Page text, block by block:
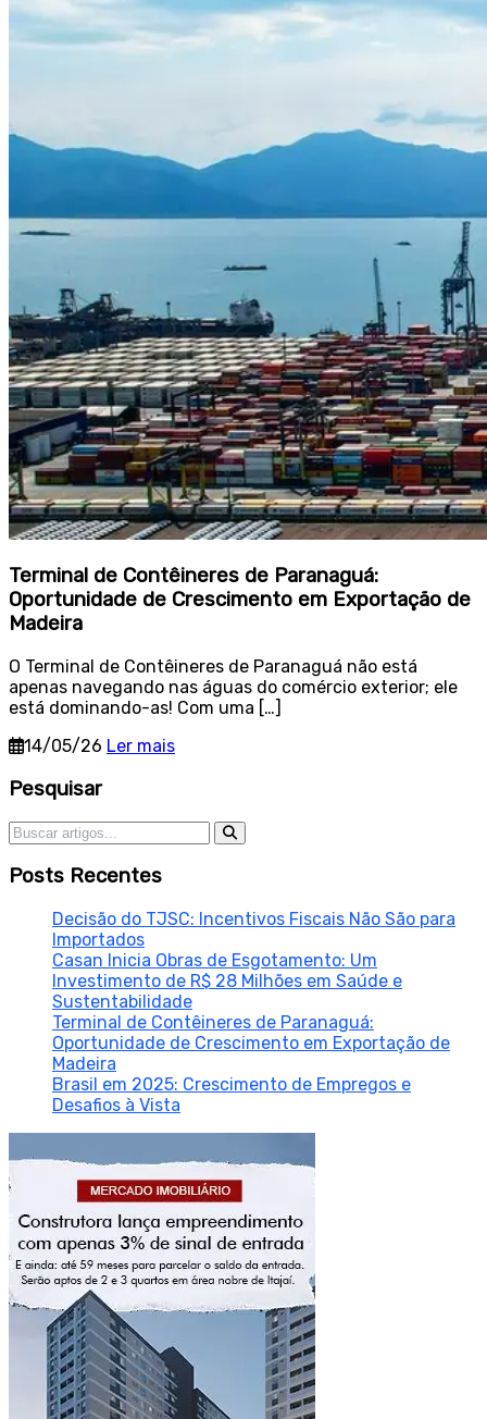
Terminal de Contêineres de Paranaguá:
Oportunidade de Crescimento em Exportação de
Madeira
O Terminal de Contêineres de Paranaguá não está
apenas navegando nas águas do comércio exterior; ele
está dominando-as! Com uma […]
14/05/26 Ler mais
Sidebar
Pesquisar
Pesquisar por:
Posts Recentes
Decisão do TJSC: Incentivos Fiscais Não São para
Importados
Casan Inicia Obras de Esgotamento: Um
Investimento de R$ 28 Milhões em Saúde e
Sustentabilidade
Terminal de Contêineres de Paranaguá:
Oportunidade de Crescimento em Exportação de
Madeira
Brasil em 2025: Crescimento de Empregos e
Desafios à Vista